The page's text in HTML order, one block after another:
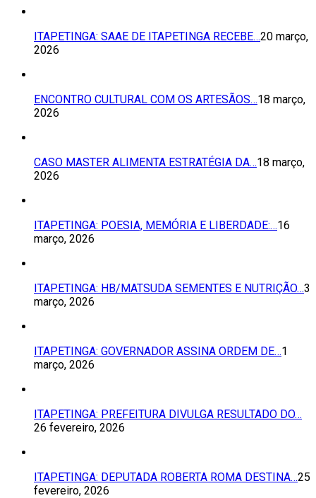
ITAPETINGA: SAAE DE ITAPETINGA RECEBE…20 março,
2026
ENCONTRO CULTURAL COM OS ARTESÃOS…18 março,
2026
CASO MASTER ALIMENTA ESTRATÉGIA DA…18 março,
2026
ITAPETINGA: POESIA, MEMÓRIA E LIBERDADE:…16
março, 2026
ITAPETINGA: HB/MATSUDA SEMENTES E NUTRIÇÃO…3
março, 2026
ITAPETINGA: GOVERNADOR ASSINA ORDEM DE…1
março, 2026
ITAPETINGA: PREFEITURA DIVULGA RESULTADO DO…
26 fevereiro, 2026
ITAPETINGA: DEPUTADA ROBERTA ROMA DESTINA…25
fevereiro, 2026